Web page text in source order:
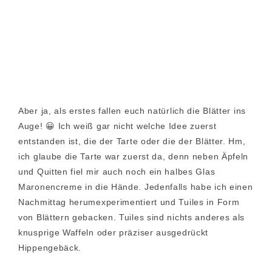
Aber ja, als erstes fallen euch natürlich die Blätter ins
Auge! 😀 Ich weiß gar nicht welche Idee zuerst
entstanden ist, die der Tarte oder die der Blätter. Hm,
ich glaube die Tarte war zuerst da, denn neben Äpfeln
und Quitten fiel mir auch noch ein halbes Glas
Maronencreme in die Hände. Jedenfalls habe ich einen
Nachmittag herumexperimentiert und Tuiles in Form
von Blättern gebacken. Tuiles sind nichts anderes als
knusprige Waffeln oder präziser ausgedrückt
Hippengebäck.